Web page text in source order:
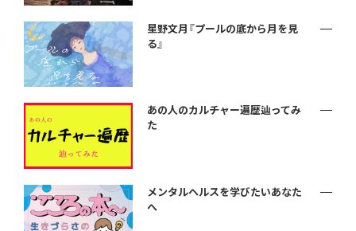
星野文月『プールの底から月を見
る』
あの人のカルチャー遍歴辿ってみ
た
メンタルヘルスを学びたいあなた
へ